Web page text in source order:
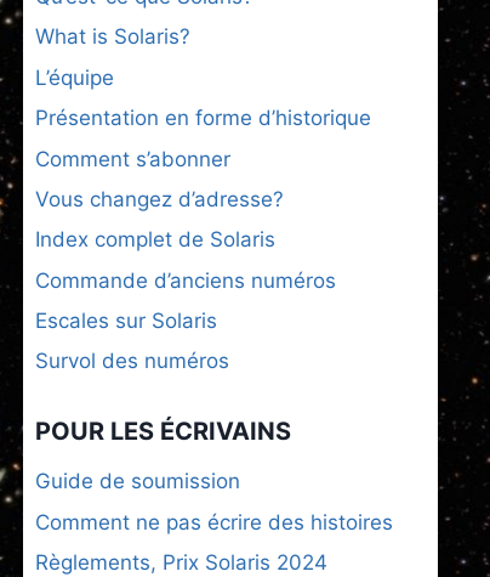
What is Solaris?
L’équipe
Présentation en forme d’historique
Comment s’abonner
Vous changez d’adresse?
Index complet de Solaris
Commande d’anciens numéros
Escales sur Solaris
Survol des numéros
POUR LES ÉCRIVAINS
Guide de soumission
Comment ne pas écrire des histoires
Règlements, Prix Solaris 2024